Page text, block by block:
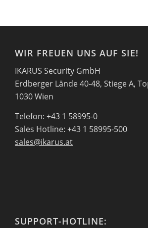
WIR FREUEN UNS AUF SIE!
IKARUS Security GmbH
Erdberger Lände 40-48, Stiege A,
1030 Wien
Telefon: +43 1 58995-0
Sales Hotline: +43 1 58995-500
sales@ikarus.at
SUPPORT-HOTLINE: